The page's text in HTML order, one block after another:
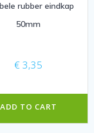
rubber eindkap
50mm
€ 3,35
ADD TO CART